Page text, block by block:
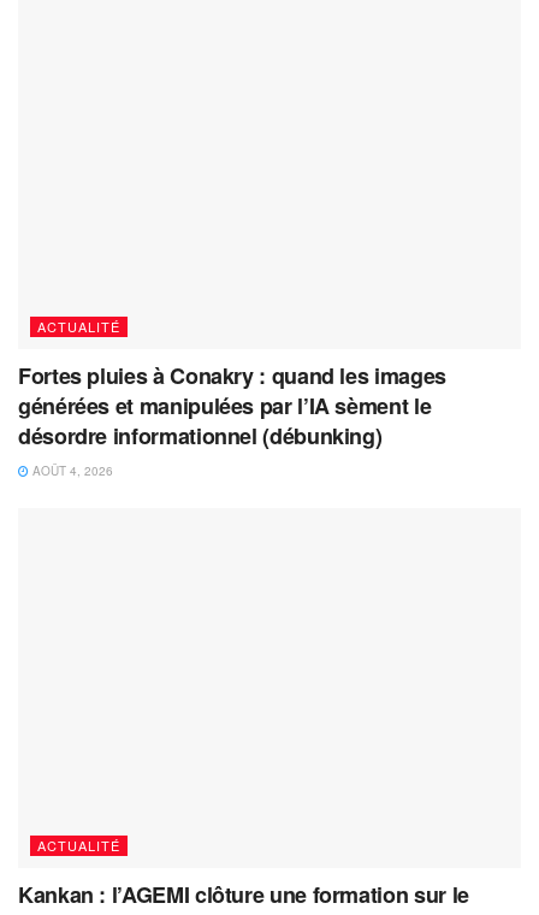
ACTUALITÉ
Fortes pluies à Conakry : quand les images
générées et manipulées par l’IA sèment le
désordre informationnel (débunking)
AOÛT 4, 2026
ACTUALITÉ
Kankan : l’AGEMI clôture une formation sur le